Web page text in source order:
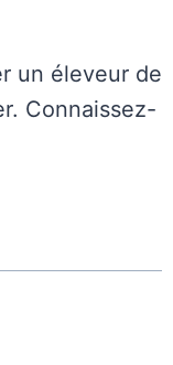
un éleveur de
Connaissez-